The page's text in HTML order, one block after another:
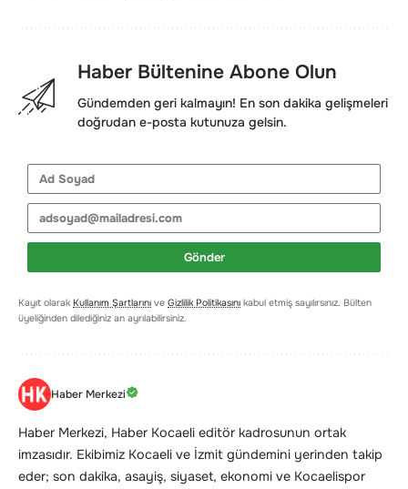
Haber Bültenine Abone Olun
Gündemden geri kalmayın! En son dakika gelişmeleri
doğrudan e-posta kutunuza gelsin.
Gönder
Kayıt olarak Kullanım Şartlarını ve Gizlilik Politikasını kabul etmiş sayılırsınız. Bülten
üyeliğinden dilediğiniz an ayrılabilirsiniz.
Haber Merkezi
Haber Merkezi, Haber Kocaeli editör kadrosunun ortak
imzasıdır. Ekibimiz Kocaeli ve İzmit gündemini yerinden takip
eder; son dakika, asayiş, siyaset, ekonomi ve Kocaelispor